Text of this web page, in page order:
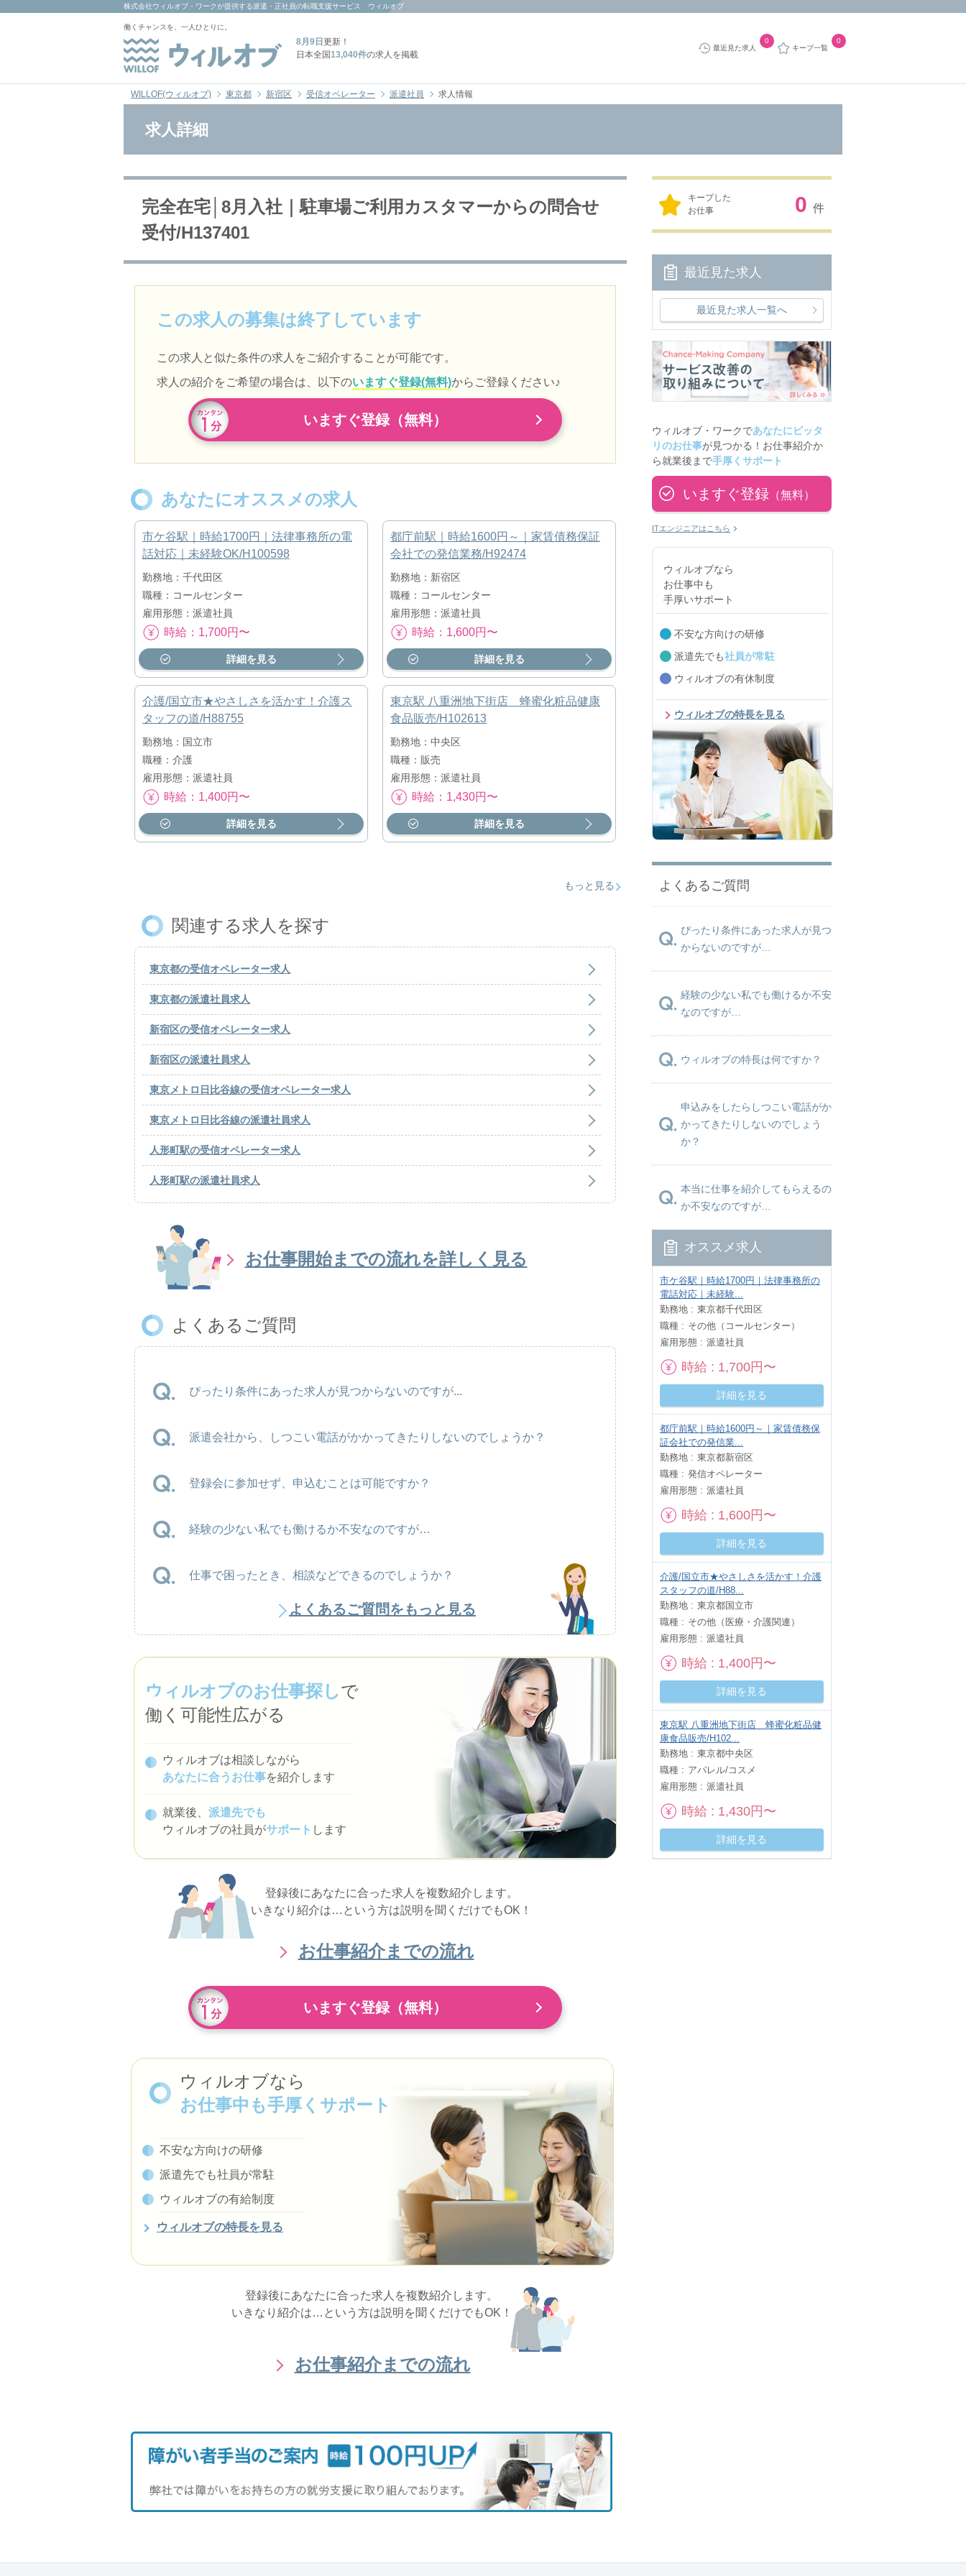
株式会社ウィルオブ・ワーク が提供する派遣・正社員の転職支援サービス ウィルオブ
働くチャンスを、一人ひとりに。
8月9日 更新！
日本全国13,040件の求人を掲載
最近見た求人
0
キープ一覧
0
WILLOF(ウィルオブ) 東京都 新宿区 受信オペレーター 派遣社員 求人情報
求人詳細
完全在宅│8月入社｜駐車場ご利用カスタマーからの問合せ
受付/H137401
この求人の募集は終了しています
この求人と似た条件の求人をご紹介することが可能です。
求人の紹介をご希望の場合は、以下のいますぐ登録(無料)からご登録ください♪
いますぐ登録（無料）
あなたにオススメの求人
市ケ谷駅｜時給1700円｜法律事務所の電
話対応｜未経験OK/H100598
勤務地：千代田区
職種：コールセンター
雇用形態：派遣社員
時給：1,700円〜
詳細を見る
都庁前駅｜時給1600円～｜家賃債務保証
会社での発信業務/H92474
勤務地：新宿区
職種：コールセンター
雇用形態：派遣社員
時給：1,600円〜
詳細を見る
介護/国立市★やさしさを活かす！介護ス
タッフの道/H88755
勤務地：国立市
職種：介護
雇用形態：派遣社員
時給：1,400円〜
詳細を見る
東京駅 八重洲地下街店 蜂蜜化粧品健康
食品販売/H102613
勤務地：中央区
職種：販売
雇用形態：派遣社員
時給：1,430円〜
詳細を見る
もっと見る
関連する求人を探す
東京都の受信オペレーター求人
東京都の派遣社員求人
新宿区の受信オペレーター求人
新宿区の派遣社員求人
東京メトロ日比谷線の受信オペレーター求人
東京メトロ日比谷線の派遣社員求人
人形町駅の受信オペレーター求人
人形町駅の派遣社員求人
お仕事開始までの流れを詳しく見る
よくあるご質問
ぴったり条件にあった求人が見つからないのですが...
派遣会社から、しつこい電話がかかってきたりしないのでしょうか？
登録会に参加せず、申込むことは可能ですか？
経験の少ない私でも働けるか不安なのですが…
仕事で困ったとき、相談などできるのでしょうか？
よくあるご質問をもっと見る
ウィルオブのお仕事探しで
働く可能性広がる
ウィルオブは相談しながら
あなたに合うお仕事を紹介します
就業後、 派遣先でも
ウィルオブの社員がサポート します
登録後にあなたに合った求人を複数紹介します。
いきなり紹介は…という方は説明を聞くだけでもOK！
お仕事紹介までの流れ
いますぐ登録（無料）
ウィルオブなら
お仕事中も手厚くサポート
不安な方向けの研修
派遣先でも社員が常駐
ウィルオブの有給制度
ウィルオブの特長を見る
登録後にあなたに合った求人を複数紹介します。
いきなり紹介は…という方は説明を聞くだけでもOK！
お仕事紹介までの流れ
キープした
お仕事
0 件
最近見た求人
最近見た求人一覧へ
ウィルオブ・ワークであなたにピッタ
リのお仕事が見つかる！お仕事紹介か
ら就業後まで手厚くサポート
いますぐ登録 （無料）
ITエンジニアはこちら
ウィルオブなら
お仕事中も
手厚いサポート
不安な方向けの研修
派遣先でも社員が常駐
ウィルオブの有休制度
ウィルオブの特長を見る
よくあるご質問
ぴったり条件にあった求人が見つ
からないのですが…
経験の少ない私でも働けるか不安
なのですが…
ウィルオブの特長は何ですか？
申込みをしたらしつこい電話がか
かってきたりしないのでしょう
か？
本当に仕事を紹介してもらえるの
か不安なのですが…
オススメ求人
市ケ谷駅｜時給1700円｜法律事務所の
電話対応｜未経験...
勤務地
東京都千代田区
職種
その他（コールセンター）
雇用形態
派遣社員
時給 1,700円〜
詳細を見る
都庁前駅｜時給1600円～｜家賃債務保
証会社での発信業...
勤務地
東京都新宿区
職種
発信オペレーター
雇用形態
派遣社員
時給 1,600円〜
詳細を見る
介護/国立市★やさしさを活かす！介護
スタッフの道/H88...
勤務地
東京都国立市
職種
その他（医療・介護関連）
雇用形態
派遣社員
時給 1,400円〜
詳細を見る
東京駅 八重洲地下街店 蜂蜜化粧品健
康食品販売/H102...
勤務地
東京都中央区
職種
アパレル/コスメ
雇用形態
派遣社員
時給 1,430円〜
詳細を見る